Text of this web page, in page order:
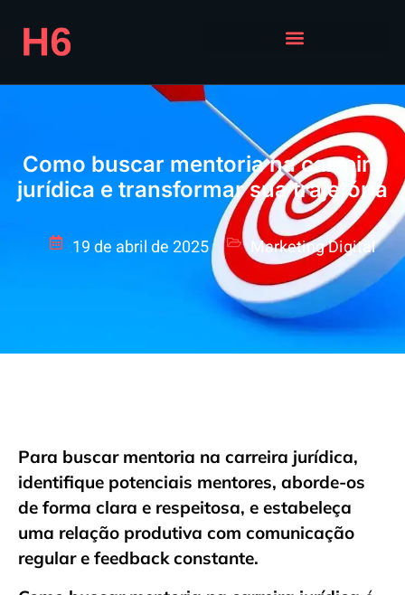
Como buscar mentoria na carreira
jurídica e transformar sua trajetória
19 de abril de 2025 Marketing Digital
Para buscar mentoria na carreira jurídica,
identifique potenciais mentores, aborde-os
de forma clara e respeitosa, e estabeleça
uma relação produtiva com comunicação
regular e feedback constante.